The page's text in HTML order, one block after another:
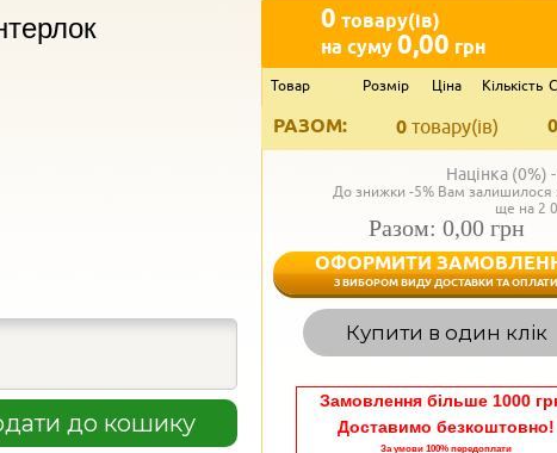
0 товару(ів)
на суму0,00 грн
Товар Розмір Ціна Кількість
РАЗОМ: 0 товару(ів)
Націнка (0%) -
До знижки -5% Вам залишилося
ще на 2
Разом: 0,00 грн
ОФОРМИТИ
З ВИБОРОМ ВИДУ ДОСТАВКИ ТА ОПЛАТИ
Купити в один клік
Замовлення більше 1000
Доставимо безкоштовно!
За умови 100% передоплати
до кошику